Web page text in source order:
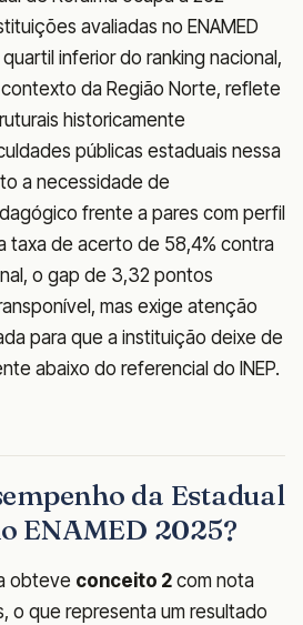
avaliadas no ENAMED
inferior do ranking nacional,
da Região Norte, reflete
historicamente
públicas estaduais nessa
a necessidade de
frente a pares com perfil
taxa de acerto de 58,4% contra
o gap de 3,32 pontos
mas exige atenção
para que a instituição deixe de
abaixo do referencial do INEP.
da Estadual
ENAMED 2025?
obteve conceito 2 com nota
o que representa um resultado